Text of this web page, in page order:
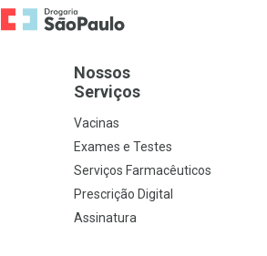
Ir para a Home
Nossos
Serviços
Vacinas
Exames e Testes
Serviços Farmacêuticos
Prescrição Digital
Assinatura